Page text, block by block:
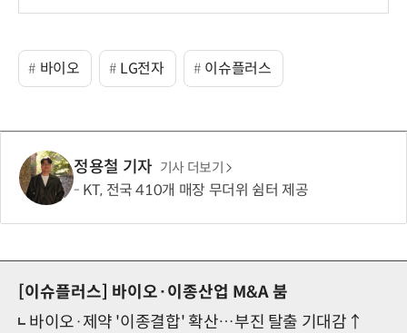
보
바이오 LG전자 이슈플러스
정용철 기자 기사 더보기
KT, 전국 410개 매장 무더위 쉼터 제공
[이슈플러스] 바이오·이종산업 M&A 붐
바이오·제약 '이종결합' 확산…부진 탈출 기대감↑